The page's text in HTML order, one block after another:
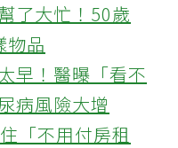
了大忙！50歲
物品
早！醫曝「看不
病風險大增
「不用付房租